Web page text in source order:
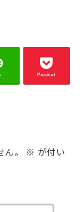
Pocket
。 ※ が付い